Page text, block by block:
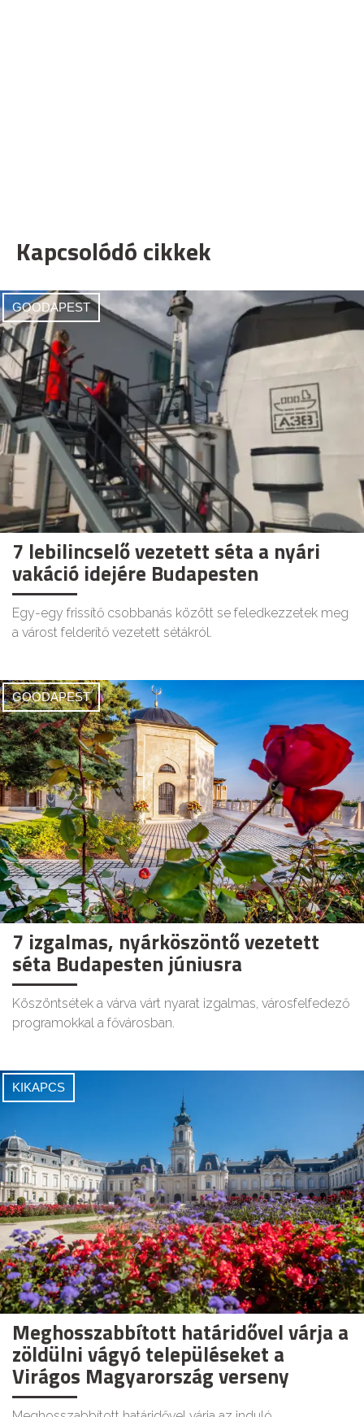
Kapcsolódó cikkek
GOODAPEST
7 lebilincselő vezetett séta a nyári
vakáció idejére Budapesten
Egy-egy frissítő csobbanás között se feledkezzetek meg
a várost felderítő vezetett sétákról.
GOODAPEST
7 izgalmas, nyárköszöntő vezetett
séta Budapesten júniusra
Köszöntsétek a várva várt nyarat izgalmas, városfelfedező
programokkal a fővárosban.
KIKAPCS
Meghosszabbított határidővel várja a
zöldülni vágyó településeket a
Virágos Magyarország verseny